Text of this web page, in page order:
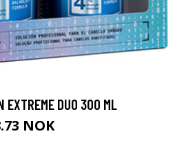
EXTREME DUO 300 ML
NOK